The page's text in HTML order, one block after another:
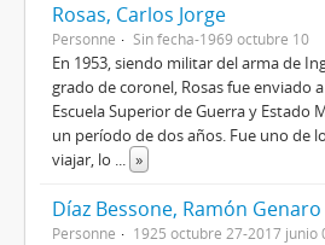
Rosas, Carlos Jorge
Personne Sin fecha-1969 octubre 10
En 1953, siendo militar del arma de
grado de coronel, Rosas fue enviado
Escuela Superior de Guerra y Estado
un período de dos años. Fue uno de
viajar, lo ... »
Díaz Bessone, Ramón Genaro
Personne 1925 octubre 27-2017 junio